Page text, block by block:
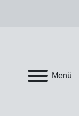
Menü